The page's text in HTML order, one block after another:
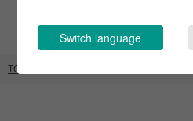
TOP
Switch language